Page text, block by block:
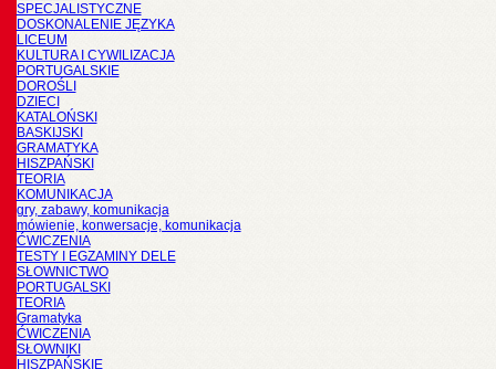
SPECJALISTYCZNE
DOSKONALENIE JĘZYKA
LICEUM
KULTURA I CYWILIZACJA
PORTUGALSKIE
DOROŚLI
DZIECI
KATALOŃSKI
BASKIJSKI
GRAMATYKA
HISZPAŃSKI
TEORIA
KOMUNIKACJA
gry, zabawy, komunikacja
mówienie, konwersacje, komunikacja
ĆWICZENIA
TESTY I EGZAMINY DELE
SŁOWNICTWO
PORTUGALSKI
TEORIA
Gramatyka
ĆWICZENIA
SŁOWNIKI
HISZPAŃSKIE